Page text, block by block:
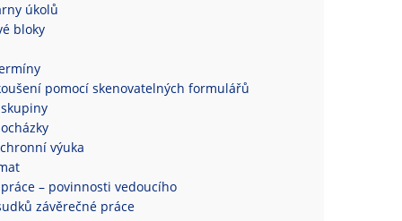
úkolů
bloky
pomocí skenovatelných formulářů
výuka
– povinnosti vedoucího
závěrečné práce